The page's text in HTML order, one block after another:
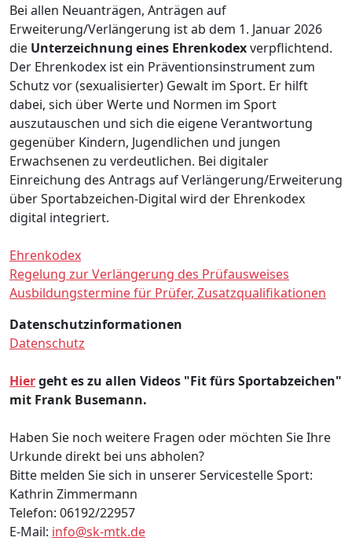
Bei allen Neuanträgen, Anträgen auf
Erweiterung/Verlängerung ist ab dem 1. Januar 2026
die Unterzeichnung eines Ehrenkodexverpflichtend.
Der Ehrenkodex ist ein Präventionsinstrument zum
Schutz vor (sexualisierter) Gewalt im Sport. Er hilft
dabei, sich über Werte und Normen im Sport
auszutauschen und sich die eigene Verantwortung
gegenüber Kindern, Jugendlichen und jungen
Erwachsenen zu verdeutlichen. Bei digitaler
Einreichung des Antrags auf Verlängerung/Erweiterung
über Sportabzeichen-Digital wird der Ehrenkodex
digital integriert.
Ehrenkodex
Regelung zur Verlängerung des Prüfausweises
Ausbildungstermine für Prüfer, Zusatzqualifikationen
Datenschutzinformationen
Datenschutz
Hiergeht es zu allen Videos "Fit fürs Sportabzeichen"
mit Frank Busemann.
Haben Sie noch weitere Fragen oder möchten Sie Ihre
Urkunde direkt bei uns abholen?
Bitte melden Sie sich in unserer Servicestelle Sport:
Kathrin Zimmermann
Telefon: 06192/22957
E-Mail: info@sk-mtk.de